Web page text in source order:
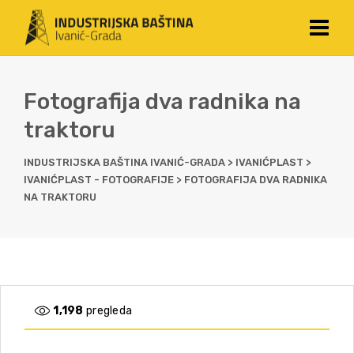
Fotografija dva radnika na
traktoru
INDUSTRIJSKA BAŠTINA IVANIĆ-GRADA > IVANIĆPLAST >
IVANIĆPLAST - FOTOGRAFIJE > FOTOGRAFIJA DVA RADNIKA
NA TRAKTORU
1,198 pregleda